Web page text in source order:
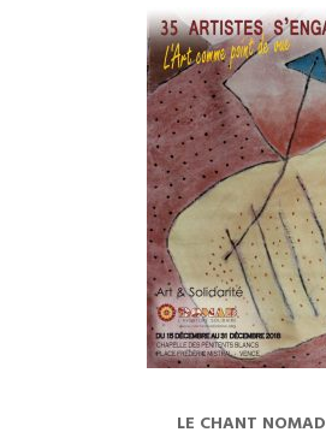
LE CHANT NOMAD